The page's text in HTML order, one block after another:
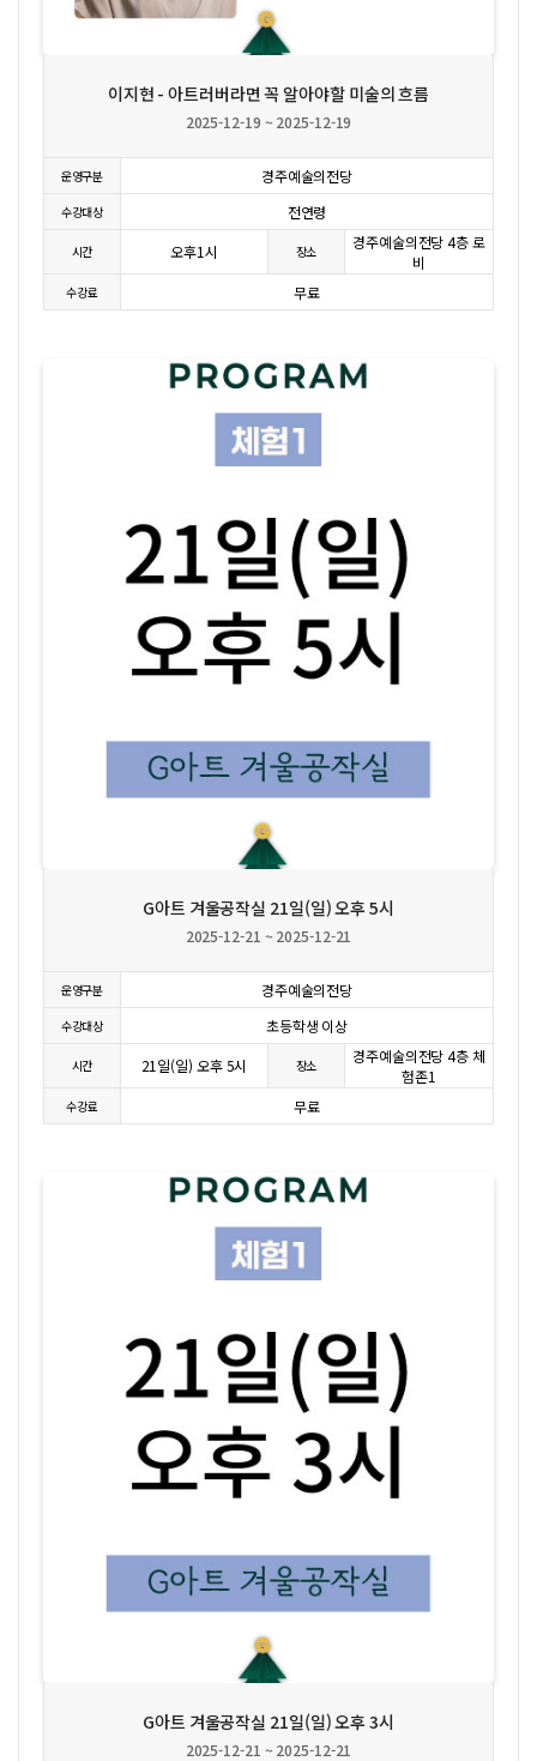
상세보기
이지현 - 아트러버라면 꼭 알아야할 미술의 흐름
2025-12-19 ~ 2025-12-19
운영구분 경주예술의전당
수강대상 전연령
시간 오후1시 장소
경주예술의전당 4층 로
비
수강료 무료
상세보기
G아트 겨울공작실 21일(일) 오후 5시
2025-12-21 ~ 2025-12-21
운영구분 경주예술의전당
수강대상 초등학생 이상
시간 21일(일) 오후 5시 장소
경주예술의전당 4층 체
험존1
수강료 무료
상세보기
G아트 겨울공작실 21일(일) 오후 3시
2025-12-21 ~ 2025-12-21